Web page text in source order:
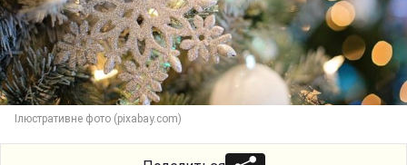
Ілюстративне фото (pixabay.com)